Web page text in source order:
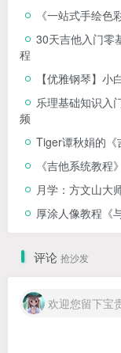
《一站式手绘
30天吉他入门零
程
【优雅钢琴】
乐理基础知识入
频
Tiger谭秋娟的《
《吉他系统教程
月学：方文山大
厚涂人像教程《
评论 抢沙发
欢迎您留下宝